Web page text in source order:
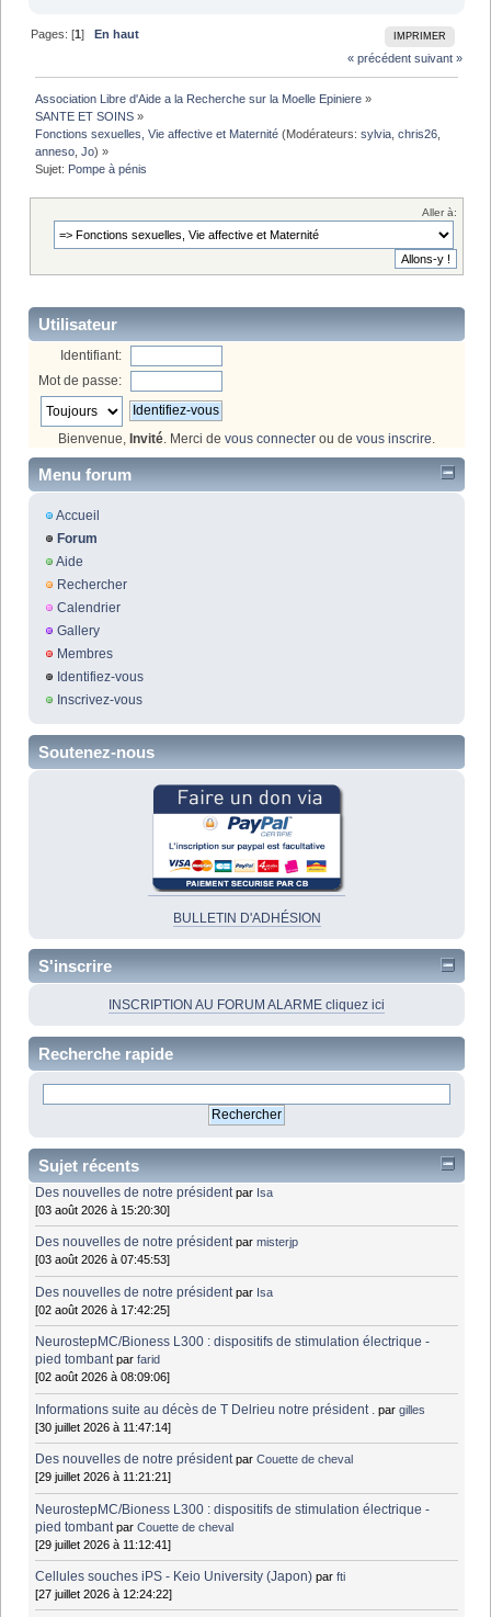
IMPRIMER
Pages: [1]
En haut
« précédent suivant »
Association Libre d'Aide a la Recherche sur la Moelle Epiniere »
SANTE ET SOINS »
Fonctions sexuelles, Vie affective et Maternité (Modérateurs:sylvia ,chris26
anneso ,Jo) »
Sujet: Pompe à pénis
Aller à:
Utilisateur
Identifiant:
Mot de passe:
Bienvenue, Invité. Merci de vous connecter ou de vous inscrire.
Menu forum
Accueil
Forum
Aide
Rechercher
Calendrier
Gallery
Membres
Identifiez-vous
Inscrivez-vous
Soutenez-nous
BULLETIN D'ADHÉSION
S'inscrire
INSCRIPTION AU FORUM ALARME cliquez ici
Recherche rapide
Sujet récents
Des nouvelles de notre président par Isa
[03 août 2026 à 15:20:30]
Des nouvelles de notre président parmisterjp
[03 août 2026 à 07:45:53]
Des nouvelles de notre président par Isa
[02 août 2026 à 17:42:25]
NeurostepMC/Bioness L300 : dispositifs de stimulation électrique -
pied tombant parfarid
[02 août 2026 à 08:09:06]
Informations suite au décès de T Delrieu notre président . pargilles
[30 juillet 2026 à 11:47:14]
Des nouvelles de notre président parCouette de cheval
[29 juillet 2026 à 11:21:21]
NeurostepMC/Bioness L300 : dispositifs de stimulation électrique -
pied tombant parCouette de cheval
[29 juillet 2026 à 11:12:41]
Cellules souches iPS - Keio University (Japon) parfti
[27 juillet 2026 à 12:24:22]